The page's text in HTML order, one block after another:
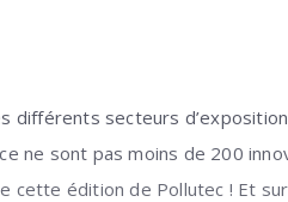
différents secteurs
ne sont pas moins de 200
cette édition de Pollutec ! Et